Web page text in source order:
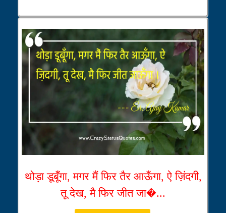
थोड़ा डूबूँगा, मगर मैं फिर तैर आऊँगा, ऐ ज़िंदगी,
तू देख, मै फिर जीत जा�...